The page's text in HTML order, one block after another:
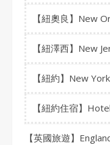
【紐奧良】New
【紐澤西】New
【紐約】New York
【紐約住宿】
【英國旅遊】